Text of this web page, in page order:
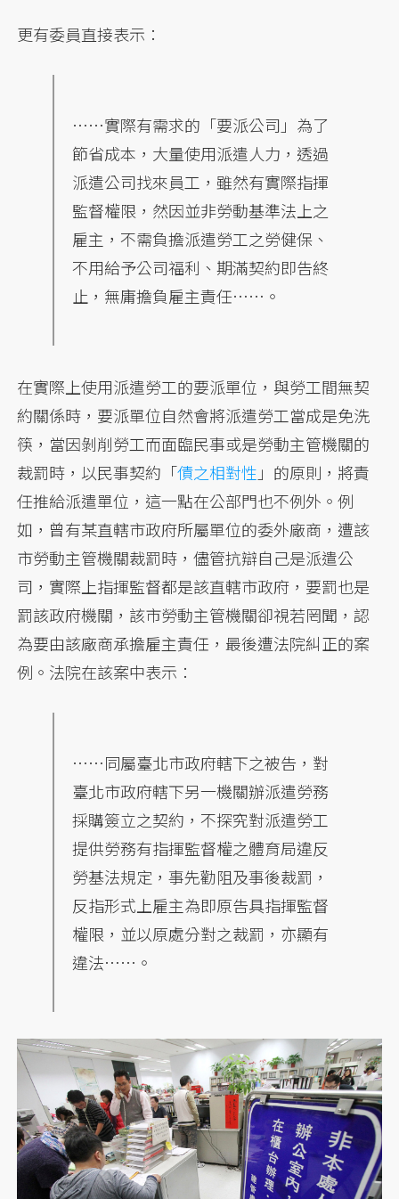
更有委員直接表示：
……實際有需求的「要派公司」為了
節省成本，大量使用派遣人力，透過
派遣公司找來員工，雖然有實際指揮
監督權限，然因並非勞動基準法上之
雇主，不需負擔派遣勞工之勞健保、
不用給予公司福利、期滿契約即告終
止，無庸擔負雇主責任……。
在實際上使用派遣勞工的要派單位，與勞工間無契
約關係時，要派單位自然會將派遣勞工當成是免洗
筷，當因剝削勞工而面臨民事或是勞動主管機關的
裁罰時，以民事契約「債之相對性 」的原則，將責
任推給派遣單位，這一點在公部門也不例外。例
如，曾有某直轄市政府所屬單位的委外廠商，遭該
市勞動主管機關裁罰時，儘管抗辯自己是派遣公
司，實際上指揮監督都是該直轄市政府，要罰也是
罰該政府機關，該市勞動主管機關卻視若罔聞，認
為要由該廠商承擔雇主責任，最後遭法院糾正的案
例。法院在該案中表示：
……同屬臺北市政府轄下之被告，對
臺北市政府轄下另一機關辦派遣勞務
採購簽立之契約，不探究對派遣勞工
提供勞務有指揮監督權之體育局違反
勞基法規定，事先勸阻及事後裁罰，
反指形式上雇主為即原告具指揮監督
權限，並以原處分對之裁罰，亦顯有
違法……。